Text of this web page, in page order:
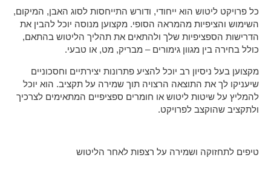
כל פרויקט ליטוש הוא ייחודי, ודורש התייחסות לסוג האבן, המיקום,
השימוש והציפיות מהמראה הסופי. מקצוען מנוסה יוכל להבין את
הדרישות הספציפיות שלך ולהתאים את תהליך הליטוש בהתאם,
כולל בחירה בין מגוון גימורים – מבריק, מט, או טבעי.
מקצוען בעל ניסיון רב יוכל להציע פתרונות יצירתיים וחסכוניים
שיעניקו לך את התוצאה הרצויה תוך שמירה על תקציב. הוא יוכל
להמליץ על שיטות ליטוש או חומרים ספציפיים המתאימים לצרכיך
ולתקציב שהוקצב לפרויקט.
טיפים לתחזוקה ושמירה על רצפות לאחר הליטוש